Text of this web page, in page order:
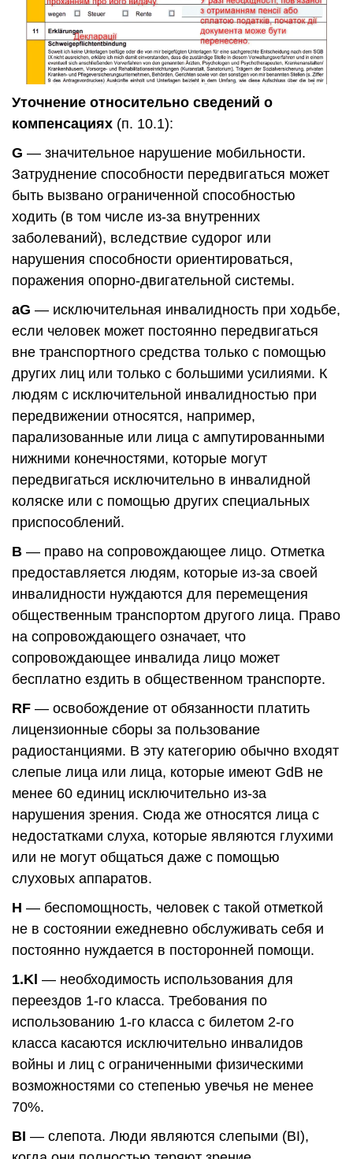
Уточнение относительно сведений о
компенсациях (п. 10.1):
G — значительное нарушение мобильности.
Затруднение способности передвигаться может
быть вызвано ограниченной способностью
ходить (в том числе из-за внутренних
заболеваний), вследствие судорог или
нарушения способности ориентироваться,
поражения опорно-двигательной системы.
aG — исключительная инвалидность при ходьбе,
если человек может постоянно передвигаться
вне транспортного средства только с помощью
других лиц или только с большими усилиями. К
людям с исключительной инвалидностью при
передвижении относятся, например,
парализованные или лица с ампутированными
нижними конечностями, которые могут
передвигаться исключительно в инвалидной
коляске или с помощью других специальных
приспособлений.
B — право на сопровождающее лицо. Отметка
предоставляется людям, которые из-за своей
инвалидности нуждаются для перемещения
общественным транспортом другого лица. Право
на сопровождающего означает, что
сопровождающее инвалида лицо может
бесплатно ездить в общественном транспорте.
RF — освобождение от обязанности платить
лицензионные сборы за пользование
радиостанциями. В эту категорию обычно входят
слепые лица или лица, которые имеют GdB не
менее 60 единиц исключительно из-за
нарушения зрения. Сюда же относятся лица с
недостатками слуха, которые являются глухими
или не могут общаться даже с помощью
слуховых аппаратов.
H — беспомощность, человек с такой отметкой
не в состоянии ежедневно обслуживать себя и
постоянно нуждается в посторонней помощи.
1.Kl — необходимость использования для
переездов 1-го класса. Требования по
использованию 1-го класса с билетом 2-го
класса касаются исключительно инвалидов
войны и лиц с ограниченными физическими
возможностями со степенью увечья не менее
70%.
BI — слепота. Люди являются слепыми (BI),